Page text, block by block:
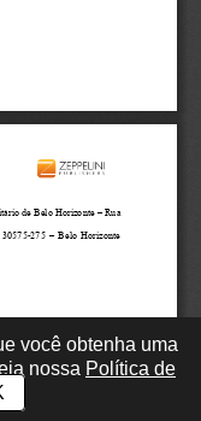
você obtenha uma
nossa Política de